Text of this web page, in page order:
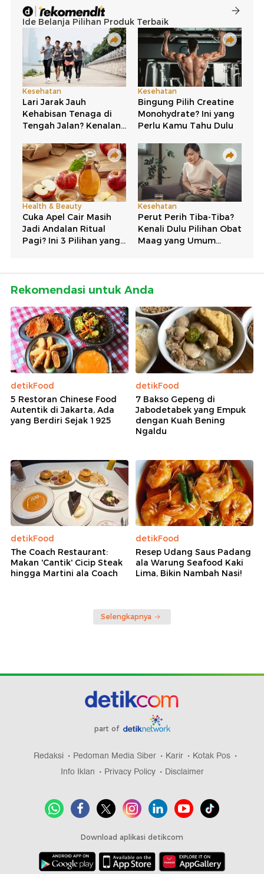
Rekomendasi untuk Anda
detikFood
5 Restoran Chinese Food
Autentik di Jakarta, Ada
yang Berdiri Sejak 1925
detikFood
7 Bakso Gepeng di
Jabodetabek yang Empuk
dengan Kuah Bening
Ngaldu
detikFood
The Coach Restaurant:
Makan 'Cantik' Cicip Steak
hingga Martini ala Coach
detikFood
Resep Udang Saus Padang
ala Warung Seafood Kaki
Lima, Bikin Nambah Nasi!
Selengkapnya
part of
Redaksi Pedoman Media Siber Karir
Kotak Pos
Info Iklan
Privacy Policy Disclaimer
Download aplikasi detikcom